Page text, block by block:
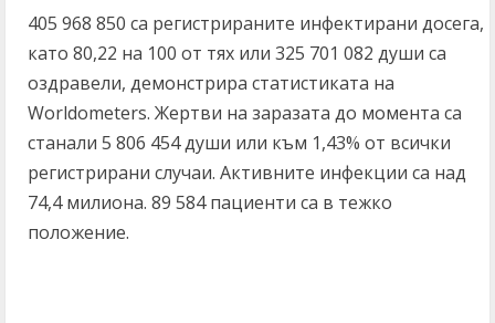
405 968 850 са регистрираните инфектирани досега,
като 80,22 на 100 от тях или 325 701 082 души са
оздравели, демонстрира статистиката на
Worldometers. Жертви на заразата до момента са
станали 5 806 454 души или към 1,43% от всички
регистрирани случаи. Активните инфекции са над
74,4 милиона. 89 584 пациенти са в тежко
положение.